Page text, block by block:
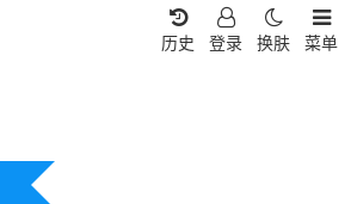
菜单
换肤
登录
历史